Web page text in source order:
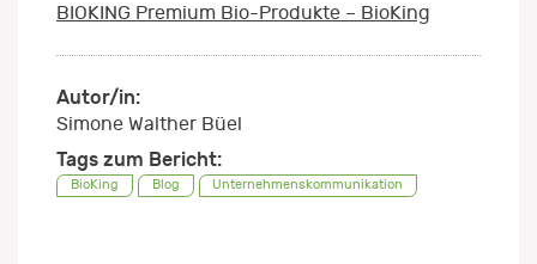
BIOKING Premium Bio-Produkte – BioKing
Autor/in:
Simone Walther Büel
Tags zum Bericht:
BioKing Blog Unternehmenskommunikation